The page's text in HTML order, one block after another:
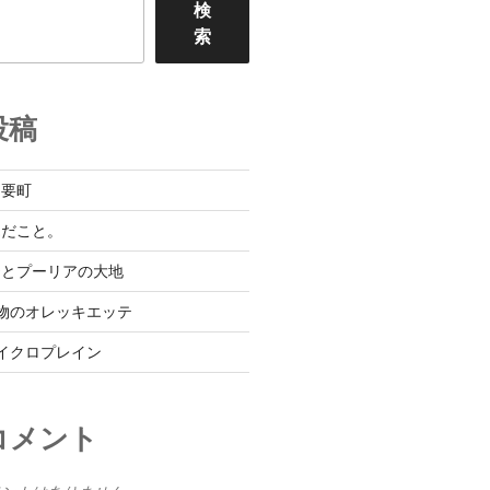
検
索
稿
町
こと。
プーリアの大地
のオレッキエッテ
クロプレイン
ント